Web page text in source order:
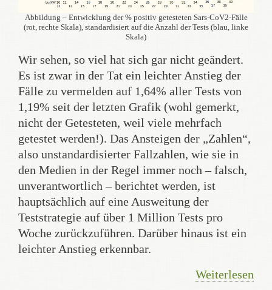
Abbildung – Entwicklung der % positiv getesteten Sars-CoV2-Fälle
(rot, rechte Skala), standardisiert auf die Anzahl der Tests (blau, linke
Skala)
Wir sehen, so viel hat sich gar nicht geändert.
Es ist zwar in der Tat ein leichter Anstieg der
Fälle zu vermelden auf 1,64% aller Tests von
1,19% seit der letzten Grafik (wohl gemerkt,
nicht der Getesteten, weil viele mehrfach
getestet werden!). Das Ansteigen der „Zahlen“,
also unstandardisierter Fallzahlen, wie sie in
den Medien in der Regel immer noch – falsch,
unverantwortlich – berichtet werden, ist
hauptsächlich auf eine Ausweitung der
Teststrategie auf über 1 Million Tests pro
Woche zurückzuführen. Darüber hinaus ist ein
leichter Anstieg erkennbar.
Weiterlesen